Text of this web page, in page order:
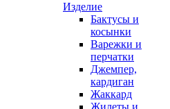
Изделие
Бактусы и
косынки
Варежки и
перчатки
Джемпер,
кардиган
Жаккард
Жилеты и